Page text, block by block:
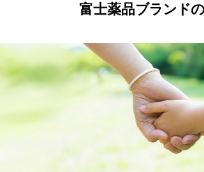
富士薬品ブランド